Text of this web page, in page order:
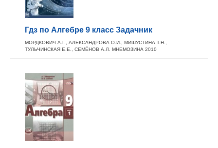
Гдз по Алгебре 9 класс Задачник
МОРДКОВИЧ А.Г., АЛЕКСАНДРОВА О.И., МИШУСТИНА Т.Н.,
ТУЛЬЧИНСКАЯ Е.Е., СЕМЁНОВ А.Л. МНЕМОЗИНА 2010